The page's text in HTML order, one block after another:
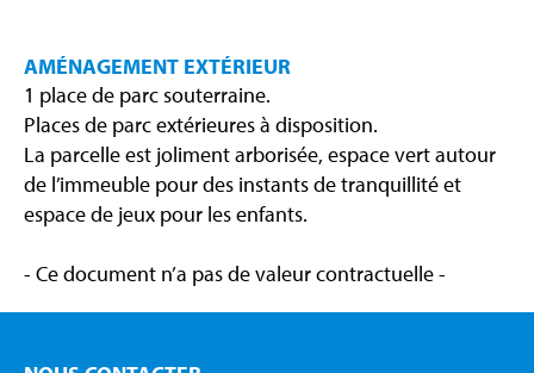
AMÉNAGEMENT EXTÉRIEUR
1 place de parc souterraine.
Places de parc extérieures à disposition.
La parcelle est joliment arborisée, espace vert autour
de l’immeuble pour des instants de tranquillité et
espace de jeux pour les enfants.
- Ce document n’a pas de valeur contractuelle -